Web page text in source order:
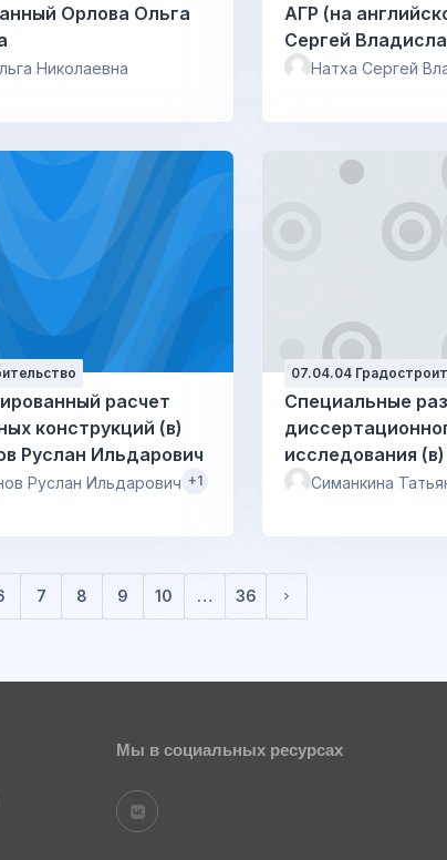
Ольга
Николаевна
АГР (на английском
Сергей
Натха Сергей
расчет
конструкций (в)
Руслан Ильдарович
Руслан Ильдарович +1
07.04.04
Специальные
исследования
Татьяна
Симанкина
7 8 9 10 … 36
Мы в социальных ресурсах